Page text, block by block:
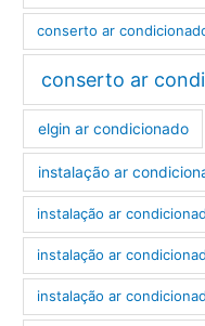
conserto ar
conserto ar
elgin ar condicionado
instalação ar
instalação ar
instalação ar
instalação ar